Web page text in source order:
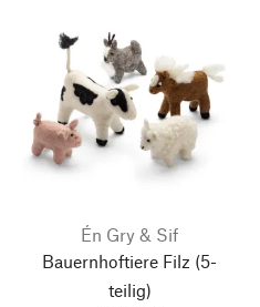
Én Gry & Sif
Bauernhoftiere Filz (5-
teilig)